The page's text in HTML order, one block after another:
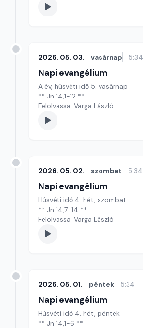
2026. 05. 03. vasárnap 5:34
Napi evangélium
A év, húsvéti idő 5. vasárnap
** Jn 14,1-12 **
Felolvassa: Varga László
2026. 05. 02. szombat 5:34
Napi evangélium
Húsvéti idő 4. hét, szombat
** Jn 14,7-14 **
Felolvassa: Varga László
2026. 05. 01. péntek 5:34
Napi evangélium
Húsvéti idő 4. hét, péntek
** Jn 14,1-6 **